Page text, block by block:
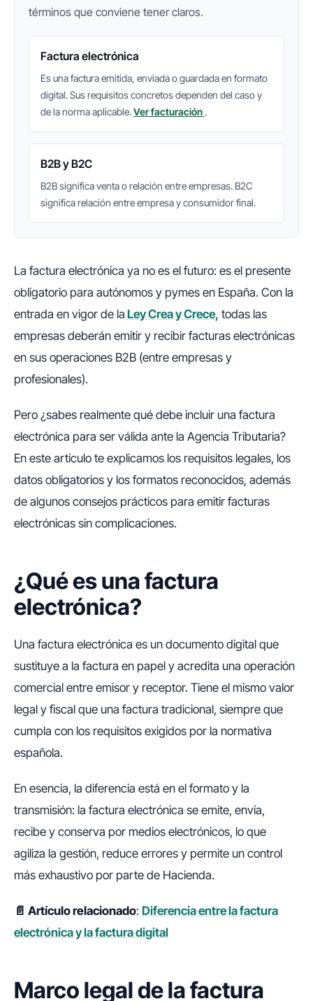
términos que conviene tener claros.
Factura electrónica
Es una factura emitida, enviada o guardada en formato
digital. Sus requisitos concretos dependen del caso y
de la norma aplicable.Ver facturación .
B2B y B2C
B2B significa venta o relación entre empresas. B2C
significa relación entre empresa y consumidor final.
La factura electrónica ya no es el futuro: es el presente
obligatorio para autónomos y pymes en España. Con la
entrada en vigor de la Ley Crea y Crece, todas las
empresas deberán emitir y recibir facturas electrónicas
en sus operaciones B2B (entre empresas y
profesionales).
Pero ¿sabes realmente qué debe incluir una factura
electrónica para ser válida ante la Agencia Tributaria?
En este artículo te explicamos los requisitos legales, los
datos obligatorios y los formatos reconocidos, además
de algunos consejos prácticos para emitir facturas
electrónicas sin complicaciones.
¿Qué es una factura
electrónica?
Una factura electrónica es un documento digital que
sustituye a la factura en papel y acredita una operación
comercial entre emisor y receptor. Tiene el mismo valor
legal y fiscal que una factura tradicional, siempre que
cumpla con los requisitos exigidos por la normativa
española.
En esencia, la diferencia está en el formato y la
transmisión: la factura electrónica se emite, envía,
recibe y conserva por medios electrónicos, lo que
agiliza la gestión, reduce errores y permite un control
más exhaustivo por parte de Hacienda.
📄 Artículo relacionado: Diferencia entre la factura
electrónica y la factura digital
Marco legal de la factura